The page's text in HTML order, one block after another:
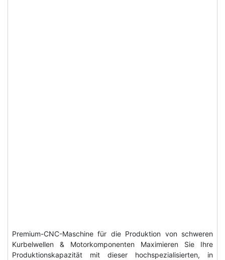
Premium-CNC-Maschine für die Produktion von schweren
Kurbelwellen & Motorkomponenten Maximieren Sie Ihre
Produktionskapazität mit dieser hochspezialisierten, in